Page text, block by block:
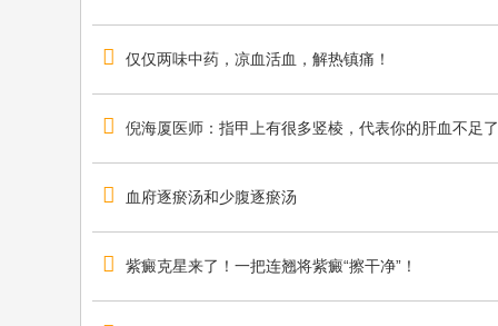
仅仅两味中药，凉血活血，解热镇痛！
倪海厦医师：指甲上有很多竖棱，代表你的肝血不足
血府逐瘀汤和少腹逐瘀汤
紫癜克星来了！一把连翘将紫癜“擦干净”！